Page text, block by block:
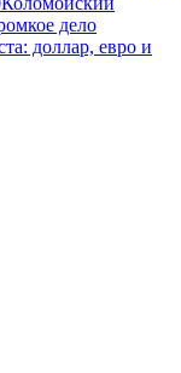
дело
доллар, евро и